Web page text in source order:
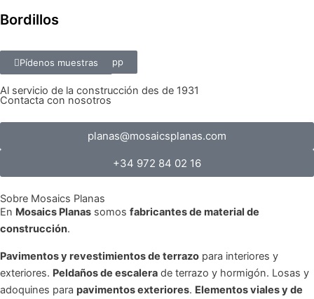
Bordillos
Conta'ns per WhatsApp
Pídenos muestras
Al servicio de la construcción des de 1931
Contacta con nosotros
planas@mosaicsplanas.com
+34 972 84 02 16
Sobre Mosaics Planas
En Mosaics Planas somos fabricantes de material de
construcción.
Pavimentos y revestimientos de terrazo para interiores y
exteriores. Peldaños de escalera de terrazo y hormigón. Losas y
adoquines para pavimentos exteriores. Elementos viales y de